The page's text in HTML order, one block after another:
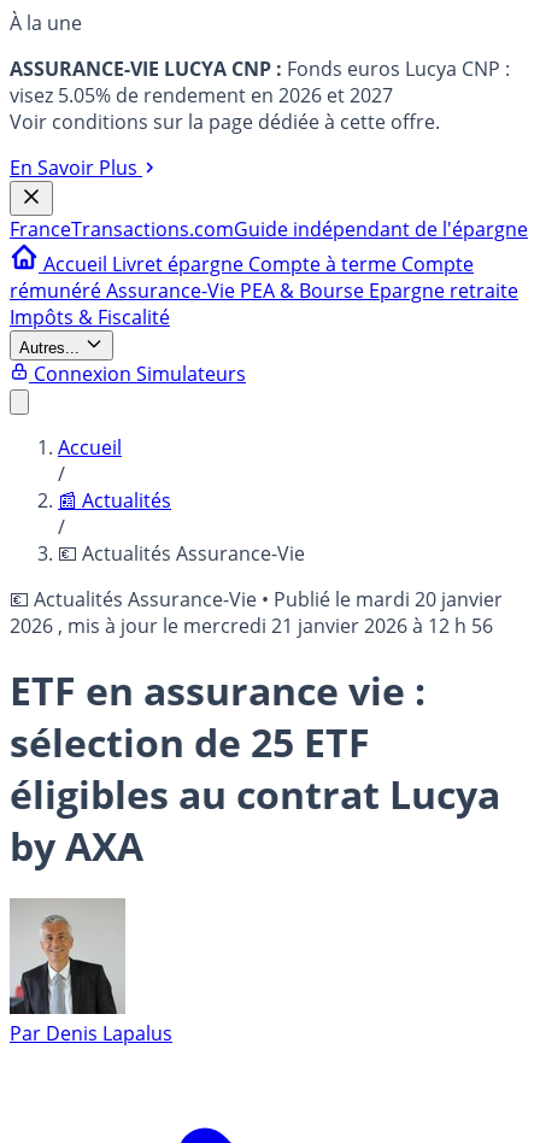
À la une
ASSURANCE-VIE LUCYA CNP : Fonds euros Lucya CNP :
visez 5.05% de rendement en 2026 et 2027
Voir conditions sur la page dédiée à cette offre.
En Savoir Plus
FranceTransactions.comGuide indépendant de l'épargne
Accueil Livret épargne Compte à terme Compte
rémunéréAssurance-Vie PEA & Bourse Epargne retraite
Impôts & Fiscalité
Autres...
Connexion Simulateurs
Accueil
/
📰 Actualités
/
💶 Actualités Assurance-Vie
💶 Actualités Assurance-Vie • Publié le mardi 20 janvier
2026 , mis à jour le mercredi 21 janvier 2026 à 12 h 56
ETF en assurance vie :
sélection de 25 ETF
éligibles au contrat Lucya
by AXA
Par Denis Lapalus